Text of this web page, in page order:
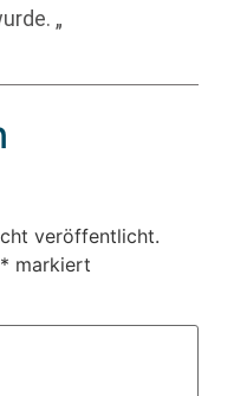
„
veröffentlicht.
* markiert